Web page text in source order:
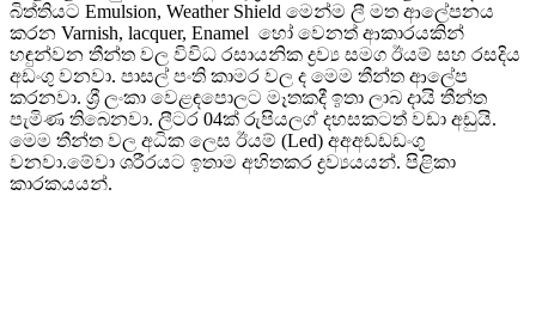
බිත්තියට Emulsion, Weather Shield මෙන්ම ලී මත ආලේපනය
කරන Varnish, lacquer, Enamel හෝ වෙනත් ආකාරයකින්
හඳුන්වන තීන්ත වල විවිධ රසායනික ද්‍රව්‍ය සමග ඊයම් සහ රසදිය
අඩංගු වනවා. පාසල් පංති කාමර වල ද මෙම තීන්ත ආලේප
කරනවා. ශ්‍රී ලංකා වෙළඳපොලට මෑතකදී ඉතා ලාබ දායි තීන්ත
පැමිණ තිබෙනවා. ලීටර 04ක් රුපියලග් දහසකටත් වඩා අඩුයි.
මෙම තීන්ත වල අධික ලෙස ඊයම් (Led) අඅඅඩඩඩංගු
වනවා.මේවා ශරීරයට ඉතාම අහිතකර ද්‍රව්‍යයයන්. පිළිකා
කාරකයයන්.